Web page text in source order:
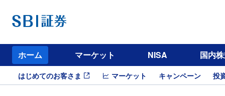
ホーム マーケット NISA 国内
はじめてのお客さま マーケット キャンペーン 投